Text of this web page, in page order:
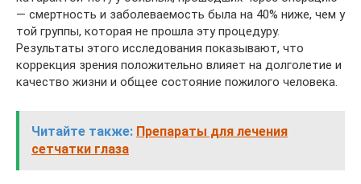
— смертность и заболеваемость была на 40% ниже, чем у
той группы, которая не прошла эту процедуру.
Результаты этого исследования показывают, что
коррекция зрения положительно влияет на долголетие и
качество жизни и общее состояние пожилого человека.
Читайте также: Препараты для лечения
сетчатки глаза